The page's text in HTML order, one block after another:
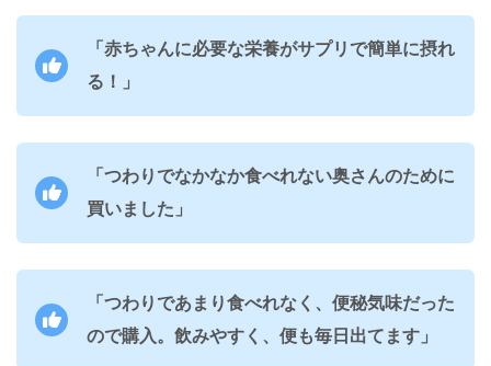
「赤ちゃんに必要な栄養がサプリで簡単に摂れ
る！」
「つわりでなかなか食べれない奥さんのために
買いました」
「つわりであまり食べれなく、便秘気味だった
ので購入。飲みやすく、便も毎日出てます」